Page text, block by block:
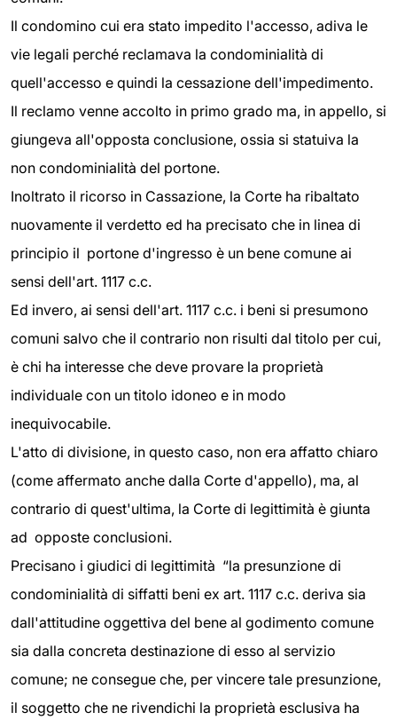
Il condomino cui era stato impedito l'accesso, adiva le
vie legali perché reclamava la condominialità di
quell'accesso e quindi la cessazione dell'impedimento.
Il reclamo venne accolto in primo grado ma, in appello, si
giungeva all'opposta conclusione, ossia si statuiva la
non condominialità del portone.
Inoltrato il ricorso in Cassazione, la Corte ha ribaltato
nuovamente il verdetto ed ha precisato che in linea di
principio il portone d'ingresso è un bene comune ai
sensi dell'art. 1117 c.c.
Ed invero, ai sensi dell'art. 1117 c.c. i beni si presumono
comuni salvo che il contrario non risulti dal titolo per cui,
è chi ha interesse che deve provare la proprietà
individuale con un titolo idoneo e in modo
inequivocabile.
L'atto di divisione, in questo caso, non era affatto chiaro
(come affermato anche dalla Corte d'appello), ma, al
contrario di quest'ultima, la Corte di legittimità è giunta
ad opposte conclusioni.
Precisano i giudici di legittimità “la presunzione di
condominialità di siffatti beni ex art. 1117 c.c. deriva sia
dall'attitudine oggettiva del bene al godimento comune
sia dalla concreta destinazione di esso al servizio
comune; ne consegue che, per vincere tale presunzione,
il soggetto che ne rivendichi la proprietà esclusiva ha